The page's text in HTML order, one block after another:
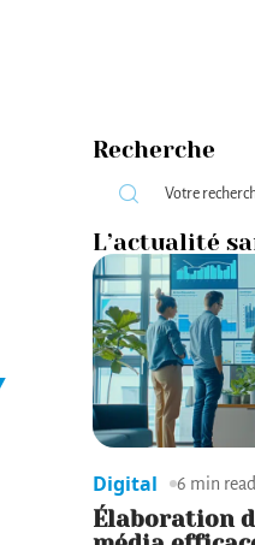
Recherche
L’actualité
Digital 6 min read
Élaboration